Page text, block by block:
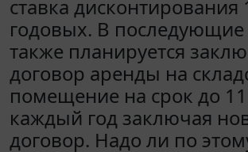
ставка дисконтирования
годовых. В последующие
также планируется
договор аренды на
помещение на срок до
каждый год заключая
договор. Надо ли по